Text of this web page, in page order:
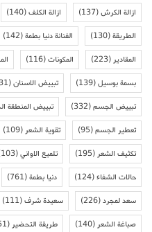
ازالة الكرش(137) ازالة الكلف(140)
الطريقة(130) الفنانة دنيا بطمة(142)
المقادير(223) المكونات(116)
بسمة بوسيل(139) تبييض الاسنان(231)
تبييض الجسم(332) تبييض المنطقة
تعطير الجسم(95) تقوية الشعر(109)
تكثيف الشعر(195) تلميع الاواني(103)
حالات الشفاء(124) دنيا بطمة(761)
سعد لمجرد(226) سعيدة شرف(111)
صباغة الشعر(140) طريقة التحضير(151)